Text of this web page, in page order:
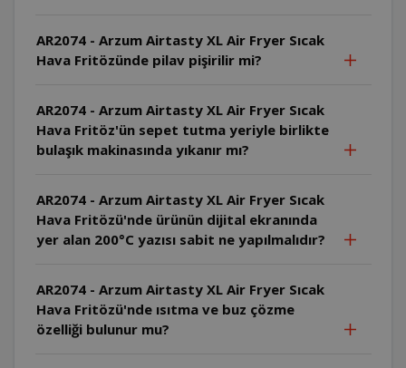
AR2074 - Arzum Airtasty XL Air Fryer Sıcak
Hava Fritözünde pilav pişirilir mi?
AR2074 - Arzum Airtasty XL Air Fryer Sıcak
Hava Fritöz'ün sepet tutma yeriyle birlikte
bulaşık makinasında yıkanır mı?
AR2074 - Arzum Airtasty XL Air Fryer Sıcak
Hava Fritözü'nde ürünün dijital ekranında
yer alan 200°C yazısı sabit ne yapılmalıdır?
AR2074 - Arzum Airtasty XL Air Fryer Sıcak
Hava Fritözü'nde ısıtma ve buz çözme
özelliği bulunur mu?